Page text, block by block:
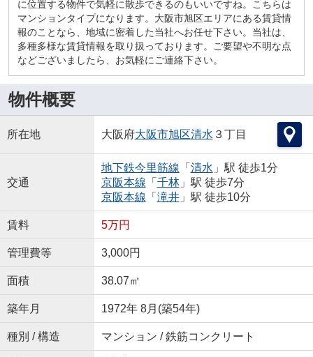
に位置する物件で気軽に散歩できるのもいいですね。こちらは
マンションタイプになります。大阪市旭区エリアにある賃貸情
報のことなら、地域に密着した当社へお任せ下さい。当社は、
多種多様な賃貸情報を取り扱っております。ご要望や不明な点
などございましたら、お気軽にご連絡下さい。
物件概要
所在地 大阪府大阪市旭区清水 ３丁目
交通
地下鉄今里筋線 「 清水 」駅 徒歩1分
京阪本線 「 千林」駅 徒歩7分
京阪本線 「 滝井」駅 徒歩10分
賃料 5万円
管理費等 3,000円
面積 38.07㎡
築年月 1972年 8月(築54年)
種別 / 構造 マンション / 鉄筋コンクリート